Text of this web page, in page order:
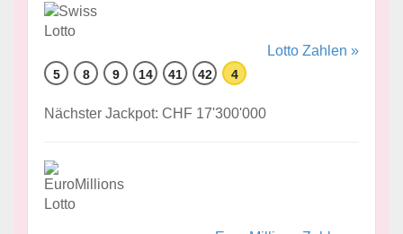
Lotto Zahlen »
5 8 9 14 41 42 4
Nächster Jackpot: CHF 17'300'000